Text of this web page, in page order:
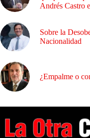
Andrés Castro
Sobre la
Nacionalidad
¿Empalme o